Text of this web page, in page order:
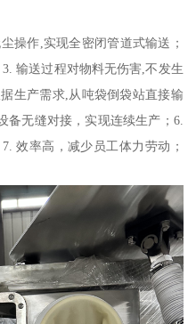
操作,实现全密闭管道式输送；
输送过程对物料无伤害,不发生
生产需求,从吨袋倒袋站直接输
备无缝对接，实现连续生产；6.
效率高，减少员工体力劳动；